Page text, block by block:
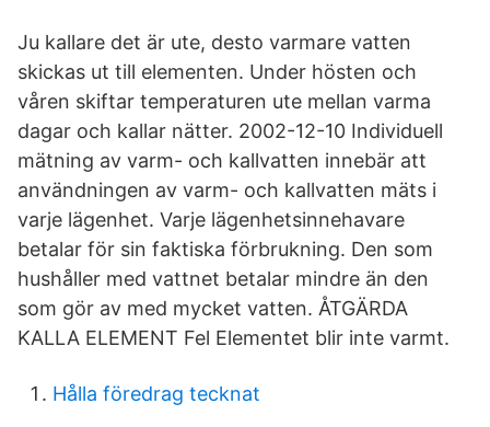
Ju kallare det är ute, desto varmare vatten
skickas ut till elementen. Under hösten och
våren skiftar temperaturen ute mellan varma
dagar och kallar nätter. 2002-12-10 Individuell
mätning av varm- och kallvatten innebär att
användningen av varm- och kallvatten mäts i
varje lägenhet. Varje lägenhetsinnehavare
betalar för sin faktiska förbrukning. Den som
hushåller med vattnet betalar mindre än den
som gör av med mycket vatten. ÅTGÄRDA
KALLA ELEMENT Fel Elementet blir inte varmt.
Hålla föredrag tecknat